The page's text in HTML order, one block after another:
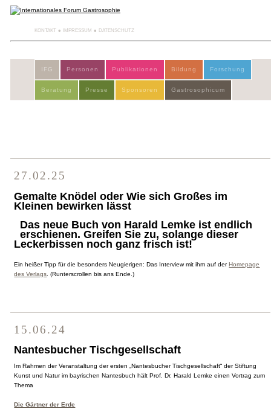
KONTAKT IMPRESSUM DATENSCHUTZ
IFG Personen Publikationen Bildung Forschung
Beratung Presse Sponsoren Gastrosophicum
27.02.25
Gemalte Knödel oder Wie sich Großes im
Kleinen bewirken lässt
Das neue Buch von Harald Lemke ist endlich
erschienen. Greifen Sie zu, solange dieser
Leckerbissen noch ganz frisch ist!
Ein heißer Tipp für die besonders Neugierigen: Das Interview mit ihm auf derHomepage
des Verlags. (Runterscrollen bis ans Ende.)
15.06.24
Nantesbucher Tischgesellschaft
Im Rahmen der Veranstaltung der ersten „Nantesbucher Tischgesellschaft“ der Stiftung
Kunst und Natur im bayrischen Nantesbuch hält Prof. Dr. Harald Lemke einen Vortrag zum
Thema
Die Gärtner der Erde